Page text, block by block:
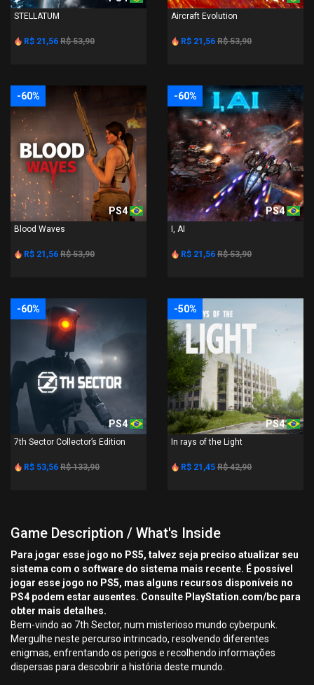
STELLATUM
R$ 21,56 R$ 53,90
Aircraft Evolution
R$ 21,56 R$ 53,90
-60%
PS4
Blood Waves
R$ 21,56 R$ 53,90
-60%
PS4
I, AI
R$ 21,56 R$ 53,90
-60%
PS4
7th Sector Collector’s Edition
R$ 53,56 R$ 133,90
-50%
PS4
In rays of the Light
R$ 21,45 R$ 42,90
Game Description / What's Inside
Para jogar esse jogo no PS5, talvez seja preciso atualizar seu
sistema com o software do sistema mais recente. É possível
jogar esse jogo no PS5, mas alguns recursos disponíveis no
PS4 podem estar ausentes. Consulte PlayStation.com/bc para
obter mais detalhes.
Bem-vindo ao 7th Sector, num misterioso mundo cyberpunk.
Mergulhe neste percurso intrincado, resolvendo diferentes
enigmas, enfrentando os perigos e recolhendo informações
dispersas para descobrir a história deste mundo.